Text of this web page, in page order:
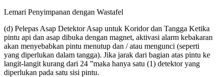
Lemari Penyimpanan dengan Wastafel
(d) Pelepas Asap Detektor Asap untuk Koridor dan Tangga Ketika
pintu api dan asap dibuka dengan magnet, aktivasi alarm kebakaran
akan menyebabkan pintu menutup dan / atau mengunci (seperti
yang diperlukan dalam tangga). Jika jarak dari bagian atas pintu ke
langit-langit kurang dari 24 ”maka hanya satu (1) detektor yang
diperlukan pada satu sisi pintu.